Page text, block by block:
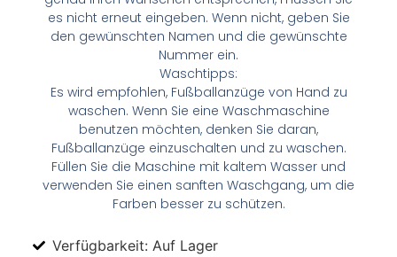
es nicht erneut eingeben. Wenn nicht, geben Sie
den gewünschten Namen und die gewünschte
Nummer ein.
Waschtipps:
Es wird empfohlen, Fußballanzüge von Hand zu
waschen. Wenn Sie eine Waschmaschine
benutzen möchten, denken Sie daran,
Fußballanzüge einzuschalten und zu waschen.
Füllen Sie die Maschine mit kaltem Wasser und
verwenden Sie einen sanften Waschgang, um die
Farben besser zu schützen.
Verfügbarkeit: Auf Lager